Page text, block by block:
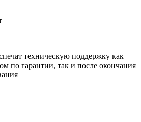
техническую поддержку как
по гарантии, так и после окончания